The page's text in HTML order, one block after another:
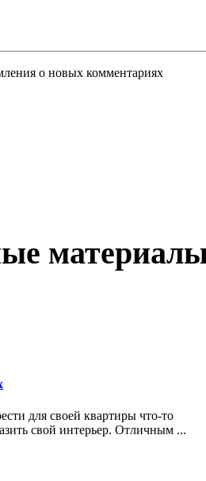
о новых комментариях
для своей квартиры что-то
свой интерьер. Отличным ...